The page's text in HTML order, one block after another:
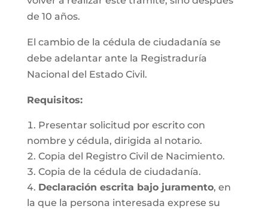
de 10 años.
El cambio de la cédula de ciudadanía se
debe adelantar ante la Registraduría
Nacional del Estado Civil.
Requisitos:
Presentar solicitud por escrito con
nombre y cédula, dirigida al notario.
Copia del Registro Civil de Nacimiento.
Copia de la cédula de ciudadanía.
Declaración escrita bajo juramento, en
la que la persona interesada exprese su